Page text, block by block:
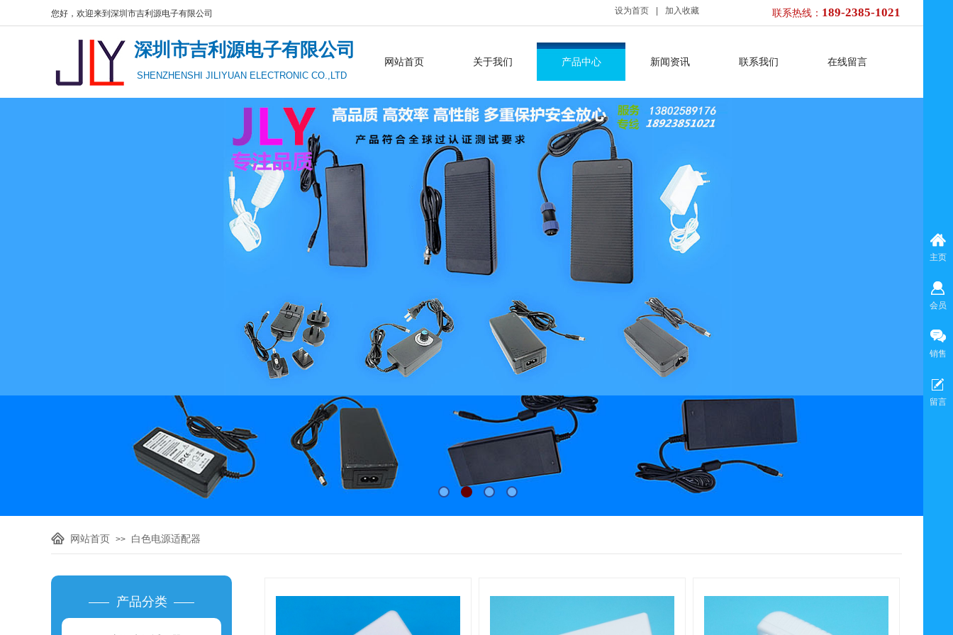
您好，欢迎来到深圳市吉利源电子有限公司 联系热线： 189-2385-1021
设为首页 加入收藏
深圳市吉利源电子有限公司
网站首页 关于我们 产品中心 新闻资讯 联系我们 在线留言
SHENZHENSHI JILIYUAN ELECTRONIC CO.,LTD
网站首页 >> 白色电源适配器
产品分类
主页
会员
销售
留言